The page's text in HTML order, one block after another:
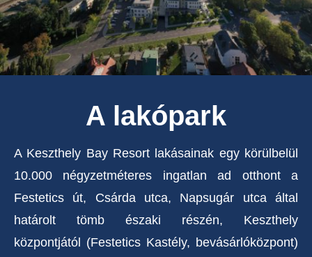
A lakópark
A Keszthely Bay Resort lakásainak egy körülbelül
10.000 négyzetméteres ingatlan ad otthont a
Festetics út, Csárda utca, Napsugár utca által
határolt tömb északi részén, Keszthely
központjától (Festetics Kastély, bevásárlóközpont)